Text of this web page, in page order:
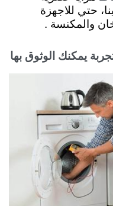
حتي للاجهزة
والمكنسة .
يمكنك الوثوق بها